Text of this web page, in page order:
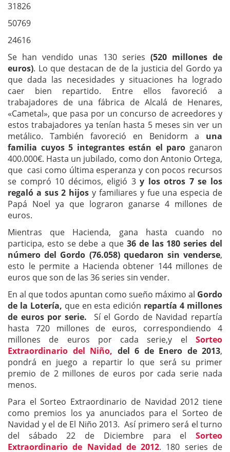
31826
50769
24616
Se han vendido unas 130 series (520 millones de
euros). Lo que destacan de de la justicia del Gordo ya
que dada las necesidades y situaciones ha logrado
caer bien repartido. Entre ellos favoreció a
trabajadores de una fábrica de Alcalá de Henares,
«Cametal», que pasa por un concurso de acreedores y
estos trabajadores ya tenían hasta 5 meses sin ver un
metálico. También favoreció en Benidorm a una
familia cuyos 5 integrantes están el paro ganaron
400.000€. Hasta un jubilado, como don Antonio Ortega,
que casi como última esperanza y con pocos recursos
se compró 10 décimos, eligió 3y los otros 7 se los
regaló a sus 2 hijos y familiares y fue una especia de
Papá Noel ya que lograron ganarse 4 millones de
euros.
Mientras que Hacienda, gana hasta cuando no
participa, esto se debe a que 36 de las 180 series del
número del Gordo (76.058) quedaron sin venderse,
esto le permite a Hacienda obtener 144 millones de
euros que son de las 36 series sin vender.
En al que todos apuntan como sueño máximo al Gordo
de la Lotería, que en esta edición repartía 4 millones
de euros por serie. Sí el Gordo de Navidad repartía
hasta 720 millones de euros, correspondiendo 4
millones de euros por cada serie,y el Sorteo
Extraordinario del Niño, del 6 de Enero de 2013,
pondrá en juego a repartir lo que será su primer
premio de 2 millones de euros por cada serie nada
menos.
Para el Sorteo Extraordinario de Navidad 2012 tiene
como premios los ya anunciados para el Sorteo de
Navidad y el de El Niño 2013. Así primero será el turno
del sábado 22 de Diciembre para el Sorteo
Extraordinario de Navidad de 2012. 180 series de